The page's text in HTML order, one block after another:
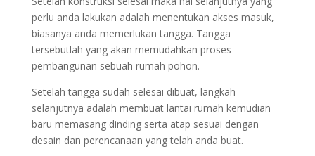
perlu anda lakukan adalah menentukan akses masuk,
biasanya anda memerlukan tangga. Tangga
tersebutlah yang akan memudahkan proses
pembangunan sebuah rumah pohon.
Setelah tangga sudah selesai dibuat, langkah
selanjutnya adalah membuat lantai rumah kemudian
baru memasang dinding serta atap sesuai dengan
desain dan perencanaan yang telah anda buat.